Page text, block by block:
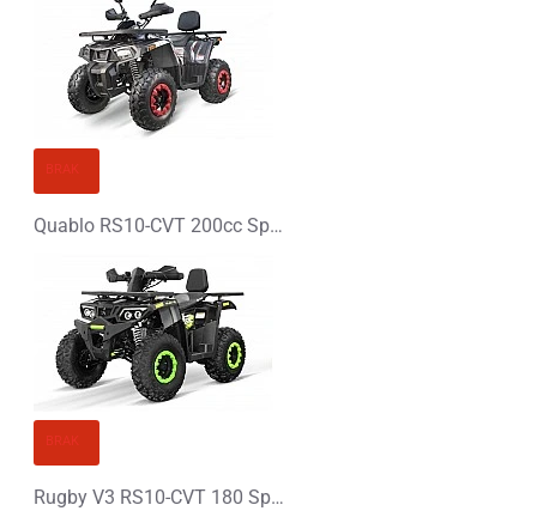
Quablo RS10-CVT 200cc Spalinowy XXL Quad - PLATIN LINE
Rugby V3 RS10-CVT 180 Spalinowy XXL Quad - PLATIN LINE